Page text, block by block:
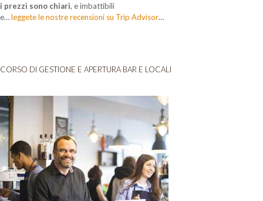
i prezzi sono chiari, e imbattibili
e…leggete le nostre recensioni su Trip Advisor…
CORSO DI GESTIONE E APERTURA BAR E LOCALI